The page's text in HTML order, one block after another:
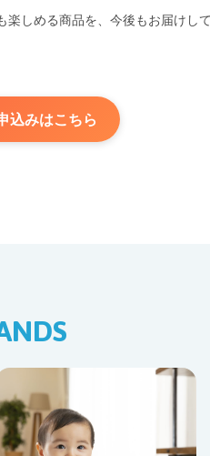
しめる商品を、今後もお届けし
込みはこちら